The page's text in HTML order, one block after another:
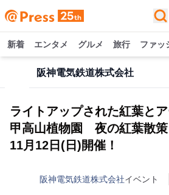
新着 エンタメ グルメ 旅行 ファッ
阪神電気鉄道株式会社
ライトアップされた紅葉と
甲高山植物園 夜の紅葉散策
11月12日(日)開催！
阪神電気鉄道株式会社イベント